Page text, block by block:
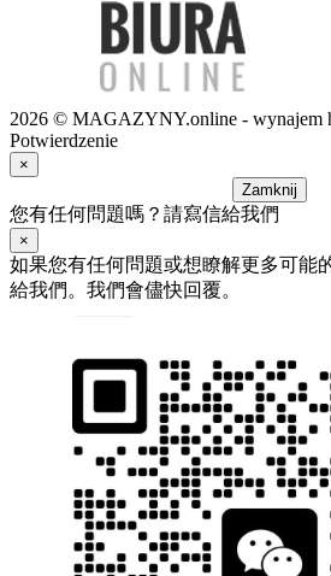
2026 © MAGAZYNY.online - wynajem
Potwierdzenie
×
Zamknij
您有任何問題嗎？請寫信給我們
×
如果您有任何問題或想瞭解更多可能
給我們。我們會儘快回覆。